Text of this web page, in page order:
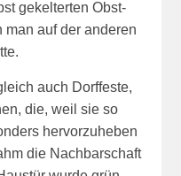
gekelterten Obst-
man auf der anderen
auch Dorffeste,
die, weil sie so
hervorzuheben
die Nachbarschaft